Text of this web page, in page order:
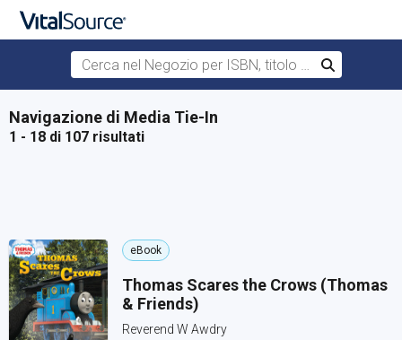
Passa al contenuto principale
Cerca nel Negozio per ISBN, titolo o autore
Cerca
Navigazione di Media Tie-In
1 - 18 di 107 risultati
eBook
Thomas Scares the Crows (Thomas
& Friends)
Reverend W Awdry